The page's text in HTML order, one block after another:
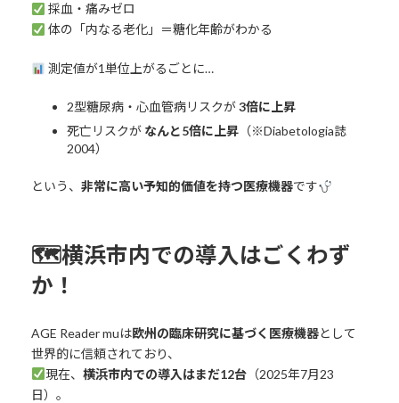
採血・痛みゼロ
体の「内なる老化」＝糖化年齢がわかる
測定値が1単位上がるごとに…
2型糖尿病・心血管病リスクが3倍に上昇
死亡リスクが なんと5倍に上昇（※Diabetologia誌
2004）
という、 非常に高い予知的価値を持つ医療機器です
🗺横浜市内での導入はごくわず
か！
AGE Reader muは欧州の臨床研究に基づく医療機器として
世界的に信頼されており、
現在、 横浜市内での導入はまだ12台（2025年7月23
日）。